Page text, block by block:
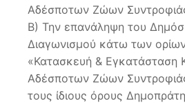
Αδέσποτων Ζώων
Β) Την επανάληψη του
Διαγωνισμού κάτω των
«Κατασκευή & Εγκατάσταση
Αδέσποτων Ζώων
τους ίδιους όρους